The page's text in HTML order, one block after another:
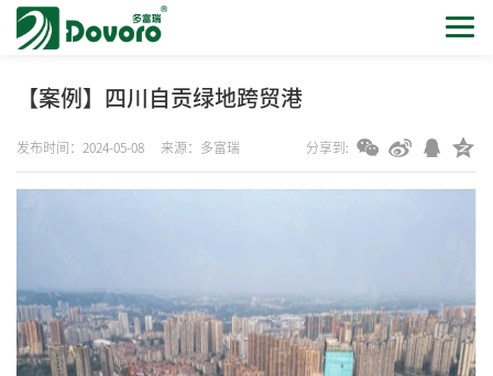
【案例】四川自贡绿地跨贸港
发布时间：2024-05-08 来源：多富瑞 分享到: